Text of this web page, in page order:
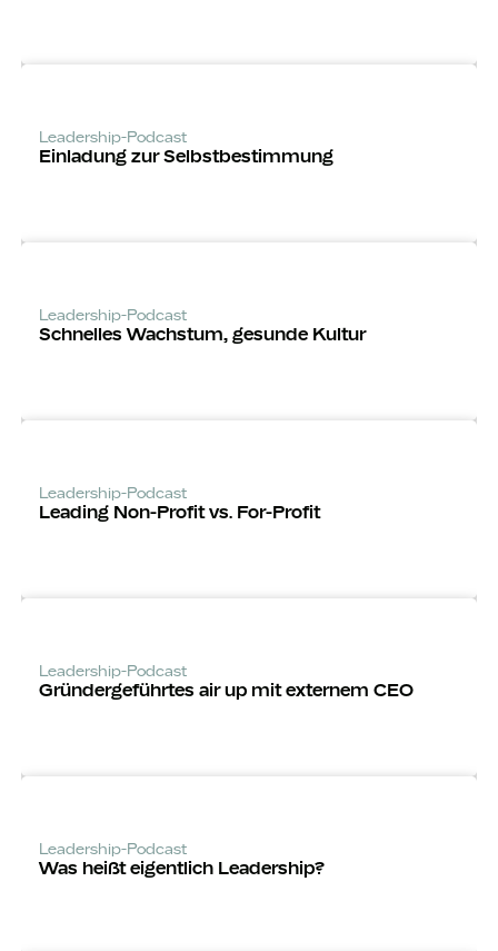
Leadership-Podcast
Einladung zur Selbst­bestimmung
Leadership-Podcast
Schnelles Wachstum, gesunde Kultur
Leadership-Podcast
Leading Non-Profit vs. For-Profit
Leadership-Podcast
Gründerge­führtes air up mit externem CEO
Leadership-Podcast
Was heißt eigentlich Leadership?